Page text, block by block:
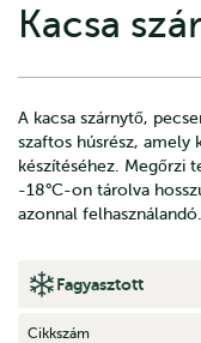
Kacsa
A kacsa szárnytő,
szaftos húsrész, amely
készítéséhez. Megőrzi
-18°C-on tárolva
azonnal felhasználandó.
Fagyasztott
Cikkszám